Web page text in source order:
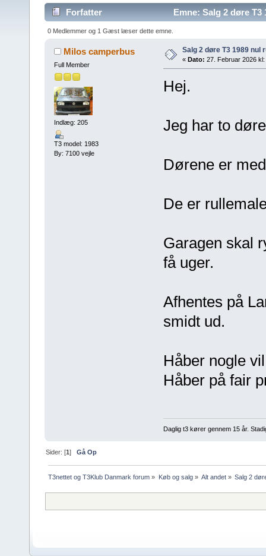
Forfatter Emne: Salg 2 døre
0 Medlemmer og 1 Gæst læser dette emne.
Milos camperbus
Full Member
Indlæg: 205
T3 model: 1983
By: 7100 vejle
Salg 2 døre T3 1989 nul
« Dato: 27. Februar 2026 kl:
Hej.
Jeg har to
Dørene er
De er
Garagen skal
få uger.
Afhentes på
smidt ud.
Håber nogle
Håber på fair
Daglig t3 kører gennem 15 år.
Sider: [1]Gå Op
T3nettet og T3Klub Danmark forum » Køb og salg» Alt andet» Salg 2